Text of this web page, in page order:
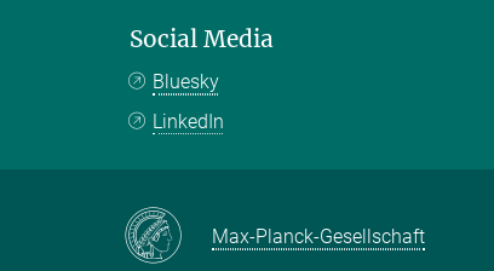
Social Media
Bluesky
LinkedIn
Max-Planck-Gesellschaft